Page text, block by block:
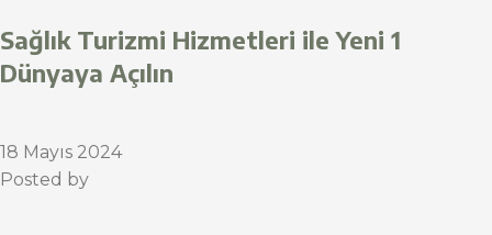
Sağlık Turizmi Hizmetleri ile Yeni 1
Dünyaya Açılın
18 Mayıs 2024
Posted by